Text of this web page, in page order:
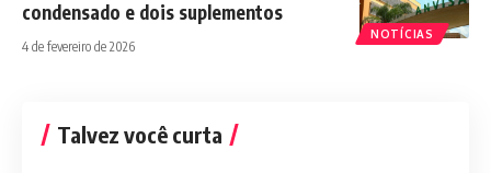
NOTÍCIAS
condensado e dois suplementos
4 de fevereiro de 2026
Talvez você curta